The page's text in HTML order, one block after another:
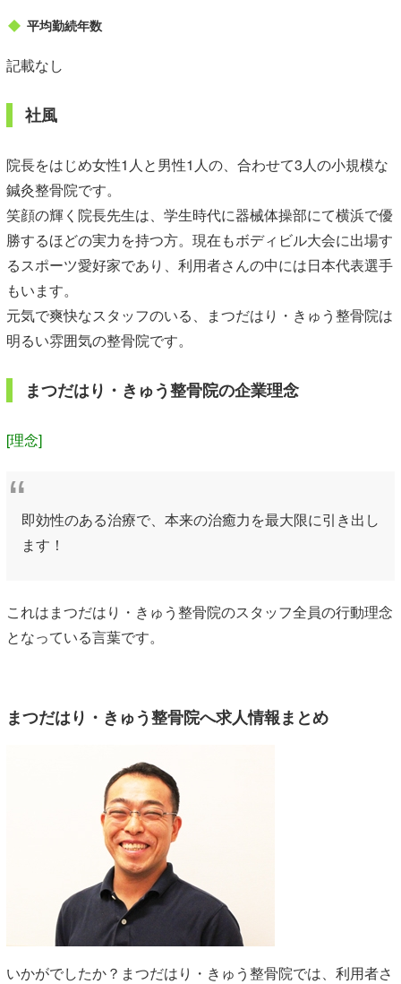
平均勤続年数
記載なし
社風
院長をはじめ女性1人と男性1人の、合わせて3人の小規模な
鍼灸整骨院です。
笑顔の輝く院長先生は、学生時代に器械体操部にて横浜で優
勝するほどの実力を持つ方。現在もボディビル大会に出場す
るスポーツ愛好家であり、利用者さんの中には日本代表選手
もいます。
元気で爽快なスタッフのいる、まつだはり・きゅう整骨院は
明るい雰囲気の整骨院です。
まつだはり・きゅう整骨院の企業理念
[理念]
即効性のある治療で、本来の治癒力を最大限に引き出し
ます！
これはまつだはり・きゅう整骨院のスタッフ全員の行動理念
となっている言葉です。
まつだはり・きゅう整骨院へ求人情報まとめ
いかがでしたか？まつだはり・きゅう整骨院では、利用者さ